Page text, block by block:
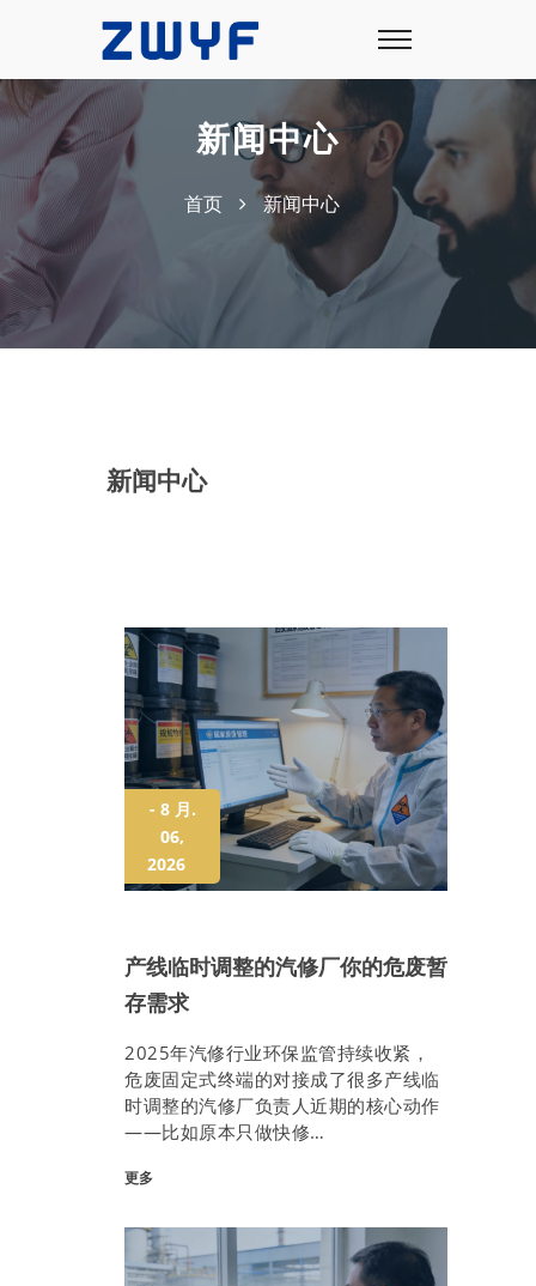
新闻中心
首页 新闻中心
新闻中心
- 8 月.
06,
2026
产线临时调整的汽修厂你的危废暂
存需求
2025年汽修行业环保监管持续收紧，
危废固定式终端的对接成了很多产线临
时调整的汽修厂负责人近期的核心动作
——比如原本只做快修…
更多